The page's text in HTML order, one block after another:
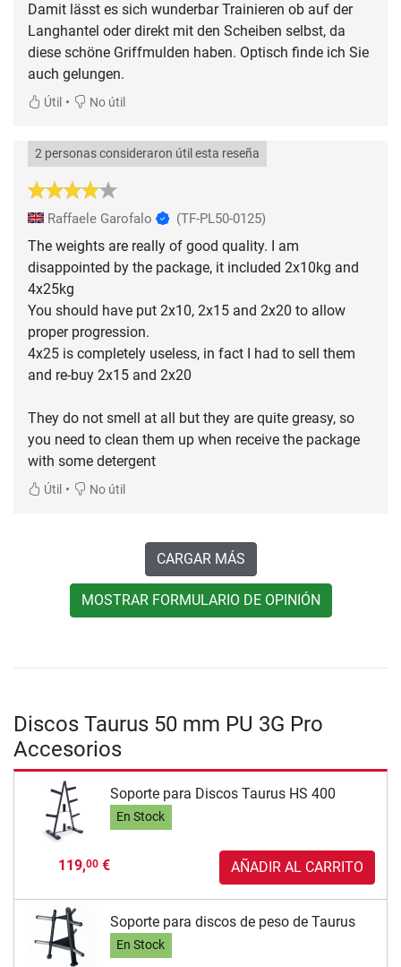
Damit lässt es sich wunderbar Trainieren ob auf der
Langhantel oder direkt mit den Scheiben selbst, da
diese schöne Griffmulden haben. Optisch finde ich Sie
auch gelungen.
Útil • No útil
2 personas consideraron útil esta reseña
Raffaele Garofalo (TF-PL50-0125)
The weights are really of good quality. I am
disappointed by the package, it included 2x10kg and
4x25kg
You should have put 2x10, 2x15 and 2x20 to allow
proper progression.
4x25 is completely useless, in fact I had to sell them
and re-buy 2x15 and 2x20
They do not smell at all but they are quite greasy, so
you need to clean them up when receive the package
with some detergent
Útil • No útil
CARGAR MÁS
MOSTRAR FORMULARIO DE OPINIÓN
Discos Taurus 50 mm PU 3G Pro
Accesorios
Soporte para Discos Taurus HS 400
En Stock
119,00€ AÑADIR AL CARRITO
Soporte para discos de peso de Taurus
En Stock